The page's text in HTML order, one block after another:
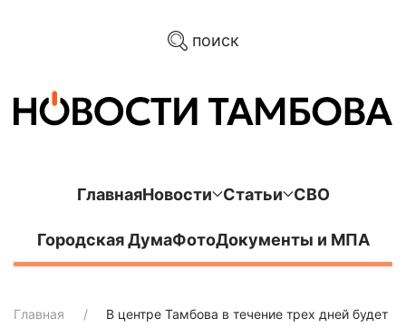
поиск
ГлавнаяНовости Статьи СВО
Городская ДумаФотоДокументы и МПА
Главная
В центре Тамбова в течение трех дней будет